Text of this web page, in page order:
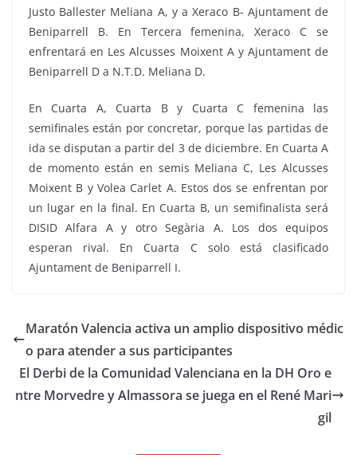
Justo Ballester Meliana A, y a Xeraco B- Ajuntament de
Beniparrell B. En Tercera femenina, Xeraco C se
enfrentará en Les Alcusses Moixent A y Ajuntament de
Beniparrell D a N.T.D. Meliana D.
En Cuarta A, Cuarta B y Cuarta C femenina las
semifinales están por concretar, porque las partidas de
ida se disputan a partir del 3 de diciembre. En Cuarta A
de momento están en semis Meliana C, Les Alcusses
Moixent B y Volea Carlet A. Estos dos se enfrentan por
un lugar en la final. En Cuarta B, un semifinalista será
DISID Alfara A y otro Segària A. Los dos equipos
esperan rival. En Cuarta C solo está clasificado
Ajuntament de Beniparrell I.
Maratón Valencia activa un amplio dispositivo médic
o para atender a sus participantes
El Derbi de la Comunidad Valenciana en la DH Oro e
ntre Morvedre y Almassora se juega en el René Mari
gil